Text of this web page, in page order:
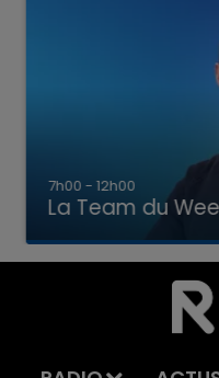
LA TEAM DU
7h00 - 12h00
La Team du